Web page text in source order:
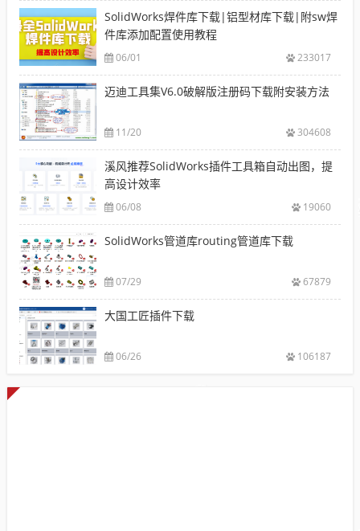
SolidWorks焊件库下载|铝型材库下载|附sw焊
件库添加配置使用教程
06/01 233017
迈迪工具集V6.0破解版注册码下载附安装方法
11/20 304608
溪风推荐SolidWorks插件工具箱自动出图，提
高设计效率
06/08 19060
SolidWorks管道库routing管道库下载
07/29 67879
大国工匠插件下载
06/26 106187